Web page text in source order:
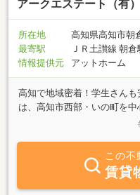
アークエステート（有）
所在地
高知県高知市朝
最寄駅
ＪＲ土讃線 朝倉
情報提供元
アットホーム
高知で地域密着！学生さん
は、高知市西部・いの町を
会社です。当社は、高知大
エステート』にお任せ下さ
の学生向けアパートを豊富
受け付けています。◎新婚さ
問い合わせ下さい★高知市西
この不
賃貸